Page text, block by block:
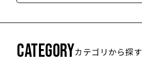
CATEGORYカテゴリから探す